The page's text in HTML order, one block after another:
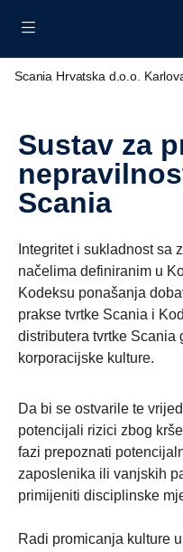
Scania Hrvatska d.o.o.
Sustav za prijavu
Scania
Integritet i sukladnost sa
načelima definiranim u
Kodeksu ponašanja
prakse tvrtke Scania i
distributera tvrtke Scania
korporacijske kulture.
Da bi se ostvarile te
potencijali rizici zbog
fazi prepoznati
zaposlenika ili vanjskih
primijeniti disciplinske
Radi promicanja kulture